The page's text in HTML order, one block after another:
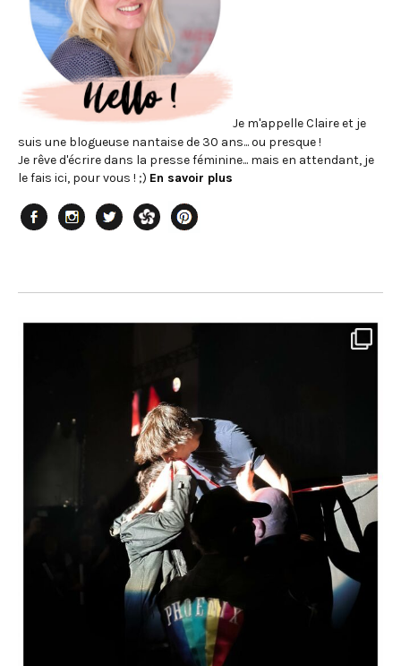
Je m'appelle Claire et je
suis une blogueuse nantaise de 30 ans... ou presque !
Je rêve d'écrire dans la presse féminine... mais en attendant, je
le fais ici, pour vous ! ;) En savoir plus